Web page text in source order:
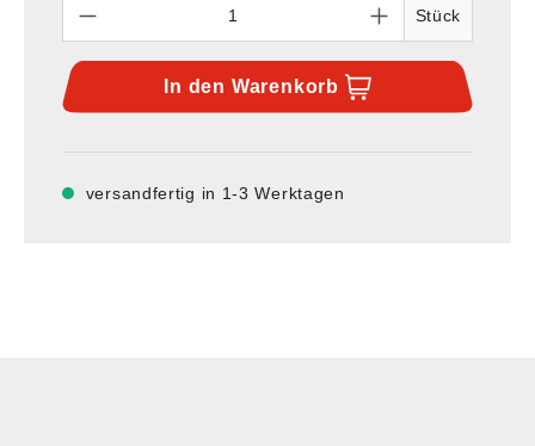
Stück
In den Warenkorb
versandfertig in 1-3 Werktagen